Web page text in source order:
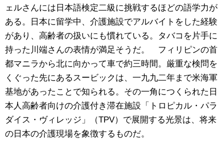
ェルさんには日本語検定二級に挑戦するほどの語学力が
ある。日本に留学中、介護施設でアルバイトをした経験
があり、高齢者の扱いにも慣れている。タバコを片手に
持った川端さんの表情が満足そうだ。 フィリピンの首
都マニラから北に向かって車で約三時間。厳重な検問を
くぐった先にあるスービックは、一九九二年まで米海軍
基地があったことで知られる。その一角につくられた日
本人高齢者向けの介護付き滞在施設「トロピカル・パラ
ダイス・ヴィレッジ」（TPV）で展開する光景は、将来
の日本の介護現場を象徴するものだ。